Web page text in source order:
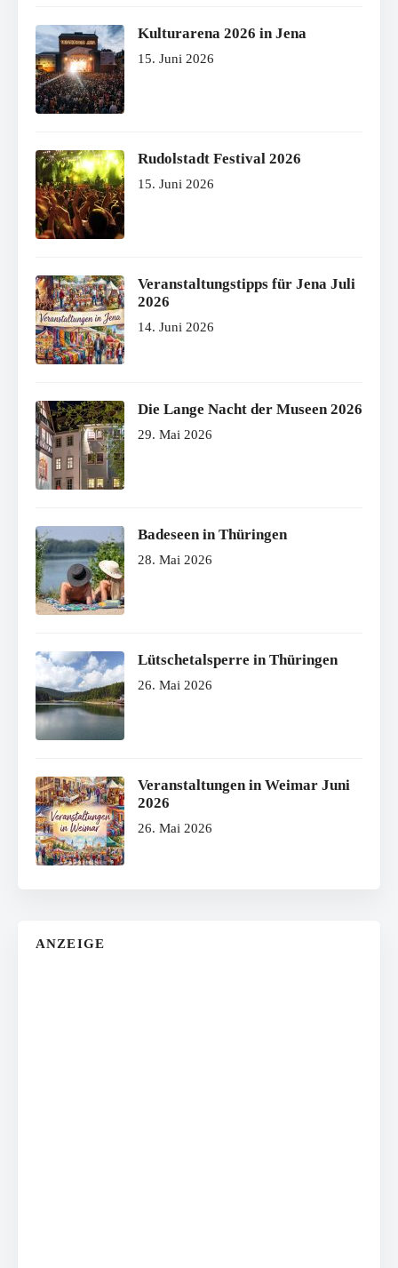
Kulturarena 2026 in Jena
15. Juni 2026
Rudolstadt Festival 2026
15. Juni 2026
Veranstaltungstipps für Jena Juli
2026
14. Juni 2026
Die Lange Nacht der Museen 2026
29. Mai 2026
Badeseen in Thüringen
28. Mai 2026
Lütschetalsperre in Thüringen
26. Mai 2026
Veranstaltungen in Weimar Juni
2026
26. Mai 2026
ANZEIGE